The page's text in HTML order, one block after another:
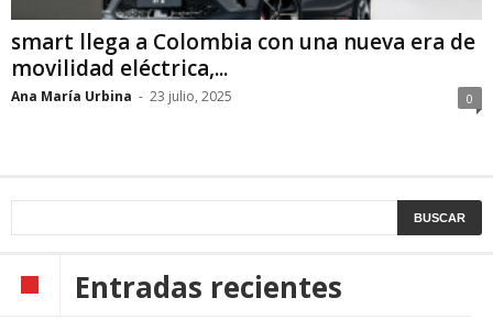
smart llega a Colombia con una nueva era de
movilidad eléctrica,...
Ana María Urbina - 23 julio, 2025 0
Entradas recientes